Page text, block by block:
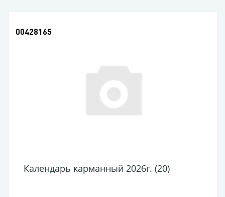
00428165
Календарь карманный 2026г. (20)